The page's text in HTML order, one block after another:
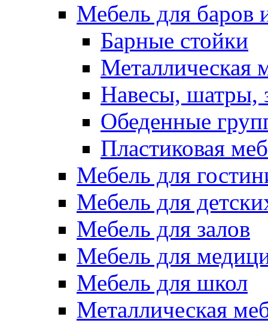
Мебель для баров
Барные стойки
Металлическая
Навесы, шатры,
Обеденные
Пластиковая
Мебель для
Мебель для
Мебель для залов
Мебель для
Мебель для школ
Металлическая